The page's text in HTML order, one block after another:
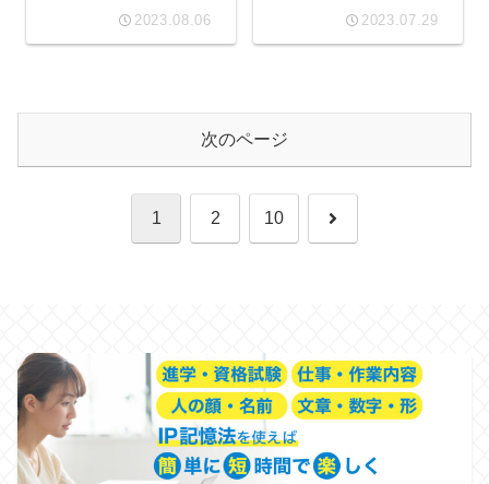
2023.08.06
2023.07.29
次のページ
1 2 10 次